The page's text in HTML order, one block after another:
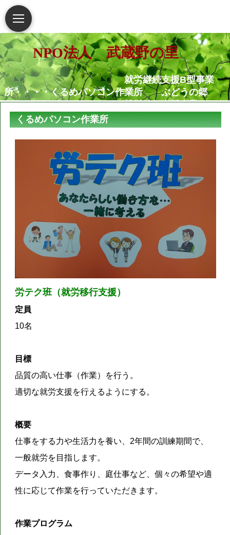
NPO法人 武蔵野の里
就労継続支援B型事業
所・・・・くるめパソコン作業所 ぶどうの郷
就労移行支援事業
所・・・・・・くるめパソコン作業所
相談支援センター武蔵野
の里
グループホームむさし野
就労定着支援センターつ
障害がある人もない人も共に生き
られる地域社会の実現を願っています
くるめパソコン作業所
労テク班（就労移行支援）
定員
10名
目標
品質の高い仕事（作業）を行う。
適切な就労支援を行えるようにする。
概要
仕事をする力や生活力を養い、2年間の訓練期間で、
一般就労を目指します。
データ入力、食事作り、庭仕事など、個々の希望や適
性に応じて作業を行っていただきます。
作業プログラム